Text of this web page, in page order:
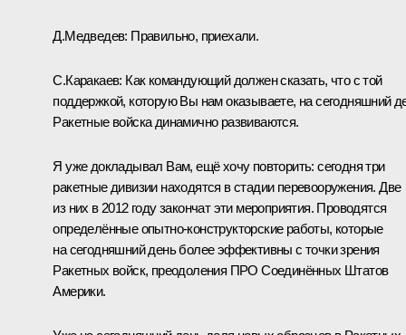
Д.Медведев: Правильно, приехали.
С.Каракаев: Как командующий должен сказать, что с той
поддержкой, которую Вы нам оказываете, на сегодняшний
Ракетные войска динамично развиваются.
Я уже докладывал Вам, ещё хочу повторить: сегодня три
ракетные дивизии находятся в стадии перевооружения. Две
из них в 2012 году закончат эти мероприятия. Проводятся
определённые опытно-конструкторские работы, которые
на сегодняшний день более эффективны с точки зрения
Ракетных войск, преодоления ПРО Соединённых Штатов
Америки.